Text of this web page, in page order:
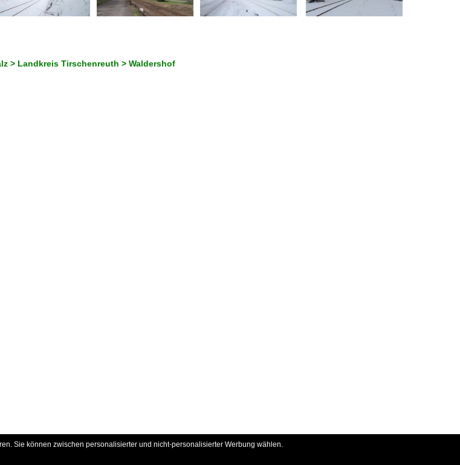
> Landkreis Tirschenreuth > Waldershof
Sie können zwischen personalisierter und nicht-personalisierter Werbung wählen.